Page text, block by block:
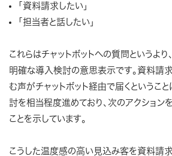
「資料請求したい」
「担当者と話したい」
これらはチャットボットへの質問というより、
明確な導入検討の意思表示です。資料請
む声がチャットボット経由で届くというこ
討を相当程度進めており、次のアクション
ことを示しています。
こうした温度感の高い見込み客を資料請